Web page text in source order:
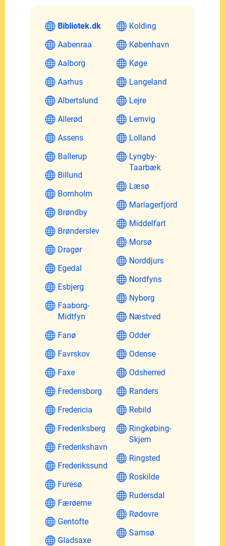
Bibliotek.dk
Aabenraa
Aalborg
Aarhus
Albertslund
Allerød
Assens
Ballerup
Billund
Bornholm
Brøndby
Brønderslev
Dragør
Egedal
Esbjerg
Faaborg-
Midtfyn
Fanø
Favrskov
Faxe
Fredensborg
Fredericia
Frederiksberg
Frederikshavn
Frederikssund
Furesø
Færøerne
Gentofte
Gladsaxe
Kolding
København
Køge
Langeland
Lejre
Lemvig
Lolland
Lyngby-
Taarbæk
Læsø
Mariagerfjord
Middelfart
Morsø
Norddjurs
Nordfyns
Nyborg
Næstved
Odder
Odense
Odsherred
Randers
Rebild
Ringkøbing-
Skjern
Ringsted
Roskilde
Rudersdal
Rødovre
Samsø